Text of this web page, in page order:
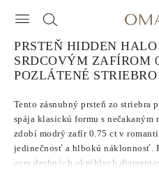
PRSTEŇ HIDDEN
SRDCOVÝM ZAFÍROM
POZLÁTENÉ STRIEBRO
Tento zásnubný prsteň zo striebra
spája klasickú formu s
zdobí modrý zafír 0.75 ct v
jedinečnosť a hlbokú náklonnosť.
aura drobných okrúhlych